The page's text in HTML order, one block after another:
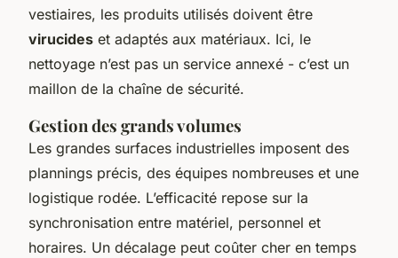
vestiaires, les produits utilisés doivent être
virucides et adaptés aux matériaux. Ici, le
nettoyage n’est pas un service annexé - c’est un
maillon de la chaîne de sécurité.
Gestion des grands volumes
Les grandes surfaces industrielles imposent des
plannings précis, des équipes nombreuses et une
logistique rodée. L’efficacité repose sur la
synchronisation entre matériel, personnel et
horaires. Un décalage peut coûter cher en temps